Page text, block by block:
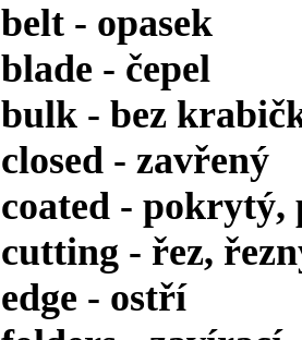
belt - opasek
blade - čepel
bulk - bez
closed - zavřený
coated - pokrytý,
cutting - řez,
edge - ostří